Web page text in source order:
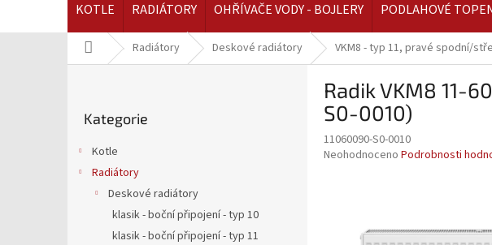
KOTLE RADIÁTORY OHŘÍVAČE VODY - BOJLERY PODLAHOVÉ
Domů Radiátory Deskové radiátory VKM8 - typ 11, pravé spodní/
kategorie
Kategorie
Kotle
Radiátory
Deskové radiátory
klasik - boční připojení - typ 10
klasik - boční připojení - typ 11
Radik VKM8 11-
S0-0010)
11060090-S0-0010
Průměrné
Neohodnoceno Podrobnosti